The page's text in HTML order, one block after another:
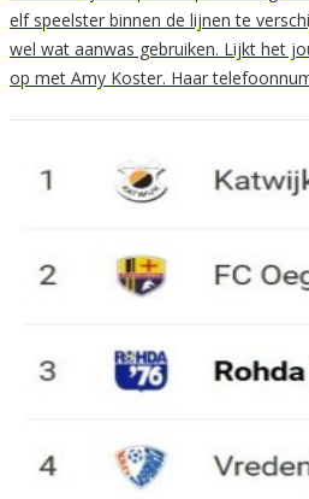
elf speelster binnen de lijnen te
wel wat aanwas gebruiken. Lijkt het
op met Amy Koster. Haar